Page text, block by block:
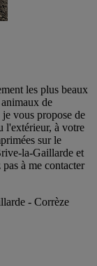
les plus beaux
de
vous propose de
l'extérieur, à votre
sur le
la-Gaillarde et
à me contacter
- Corrèze